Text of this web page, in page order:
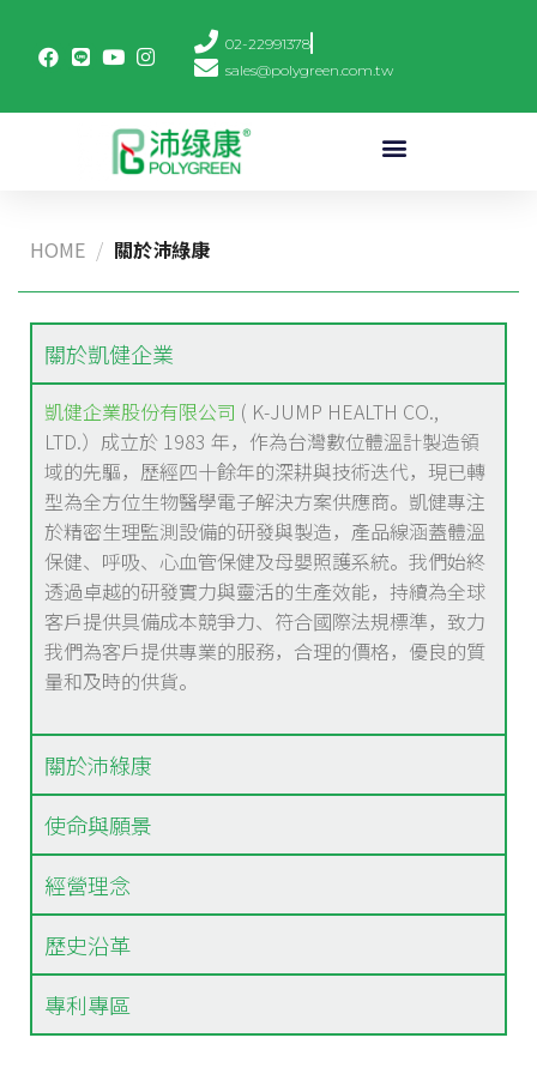
02-22991378
sales@polygreen.com.tw
HOME / 關於沛綠康
關於凱健企業
凱健企業股份有限公司 ( K-JUMP HEALTH CO.,
LTD.）成立於 1983 年，作為台灣數位體溫計製造領
域的先驅，歷經四十餘年的深耕與技術迭代，現已轉
型為全方位生物醫學電子解決方案供應商。凱健專注
於精密生理監測設備的研發與製造，產品線涵蓋體溫
保健、呼吸、心血管保健及母嬰照護系統。我們始終
透過卓越的研發實力與靈活的生產效能，持續為全球
客戶提供具備成本競爭力、符合國際法規標準，致力
我們為客戶提供專業的服務，合理的價格，優良的質
量和及時的供貨。
關於沛綠康
使命與願景
經營理念
歷史沿革
專利專區